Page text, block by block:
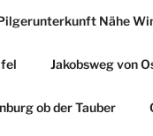
Nähe
Jakobsweg von
ob der Tauber